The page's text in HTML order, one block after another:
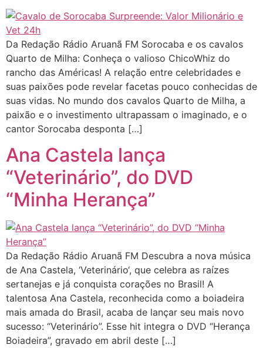
Da Redação Rádio Aruanã FM Sorocaba e os cavalos
Quarto de Milha: Conheça o valioso ChicoWhiz do
rancho das Américas! A relação entre celebridades e
suas paixões pode revelar facetas pouco conhecidas de
suas vidas. No mundo dos cavalos Quarto de Milha, a
paixão e o investimento ultrapassam o imaginado, e o
cantor Sorocaba desponta […]
Ana Castela lança
“Veterinário”, do DVD
“Minha Herança”
Da Redação Rádio Aruanã FM Descubra a nova música
de Ana Castela, ‘Veterinário‘, que celebra as raízes
sertanejas e já conquista corações no Brasil! A
talentosa Ana Castela, reconhecida como a boiadeira
mais amada do Brasil, acaba de lançar seu mais novo
sucesso: “Veterinário”. Esse hit integra o DVD “Herança
Boiadeira”, gravado em abril deste […]